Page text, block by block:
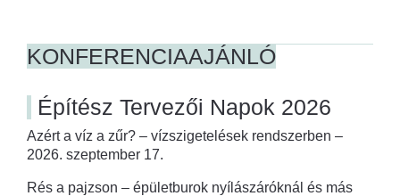
KONFERENCIAAJÁNLÓ
Építész Tervezői Napok 2026
Azért a víz a zűr? – vízszigetelések rendszerben –
2026. szeptember 17.
Rés a pajzson – épületburok nyílászáróknál és más